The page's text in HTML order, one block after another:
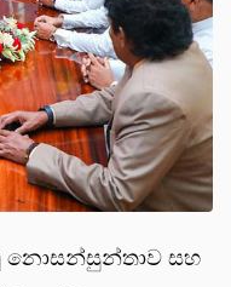
නොසන්සුන්තාව සහ